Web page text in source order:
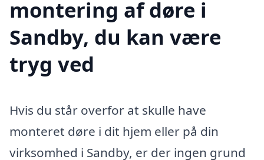
montering af døre i
Sandby, du kan være
tryg ved
Hvis du står overfor at skulle have
monteret døre i dit hjem eller på din
virksomhed i Sandby, er der ingen grund